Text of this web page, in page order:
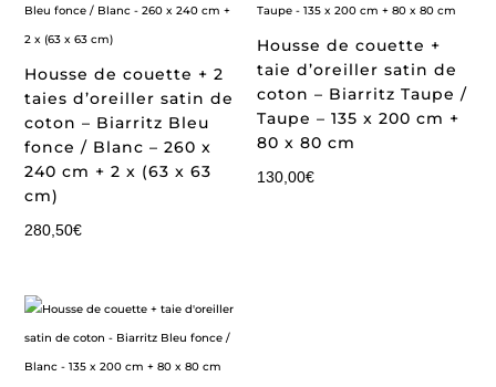
Housse de couette + 2
taies d’oreiller satin de
coton – Biarritz Bleu
fonce / Blanc – 260 x
240 cm + 2 x (63 x 63
cm)
280,50€
Housse de couette +
taie d’oreiller satin de
coton – Biarritz Taupe /
Taupe – 135 x 200 cm +
80 x 80 cm
130,00€